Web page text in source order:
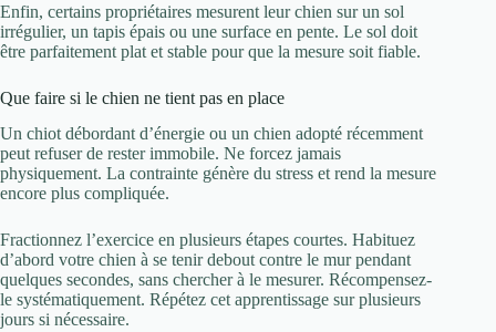
Enfin, certains propriétaires mesurent leur chien sur un sol
irrégulier, un tapis épais ou une surface en pente. Le sol doit
être parfaitement plat et stable pour que la mesure soit fiable.
Que faire si le chien ne tient pas en place
Un chiot débordant d’énergie ou un chien adopté récemment
peut refuser de rester immobile. Ne forcez jamais
physiquement. La contrainte génère du stress et rend la mesure
encore plus compliquée.
Fractionnez l’exercice en plusieurs étapes courtes. Habituez
d’abord votre chien à se tenir debout contre le mur pendant
quelques secondes, sans chercher à le mesurer. Récompensez-
le systématiquement. Répétez cet apprentissage sur plusieurs
jours si nécessaire.